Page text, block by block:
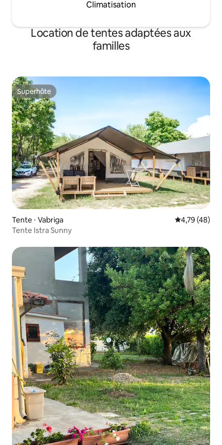
Climatisation
Location de tentes adaptées aux
familles
Superhôte
Superhôte
Tente ⋅ Vabriga Évaluation
4,79 (48)
Tente Istra Sunny